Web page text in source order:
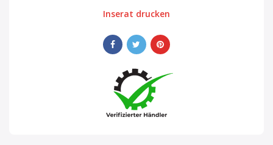
Inserat drucken